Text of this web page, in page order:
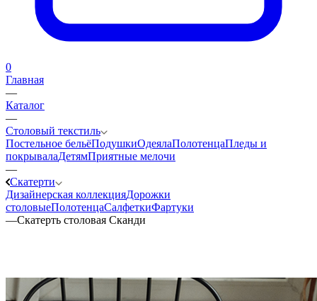
0
Главная
—
Каталог
—
Столовый текстиль
Постельное бельёПодушкиОдеялаПолотенцаПледы и
покрывалаДетямПриятные мелочи
—
Скатерти
Дизайнерская коллекцияДорожки
столовыеПолотенцаСалфеткиФартуки
—Скатерть столовая Сканди